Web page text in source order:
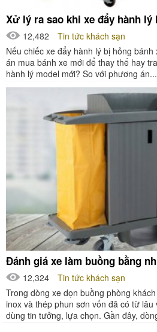
Xử lý ra sao khi xe đẩy hành lý
12,482
Tin tức khách sạn
Nếu chiếc xe đẩy hành lý bị hỏng
án mua bánh xe mới để thay thế hay
hành lý model mới? So với phương án...
Đánh giá xe làm buồng bằng
12,324
Tin tức khách sạn
Trong dòng xe dọn buồng phòng
inox và thép phun sơn vốn đã có từ
dùng tin tưởng, lựa chọn. Gần đây,